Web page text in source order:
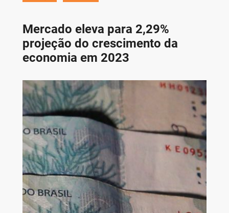
Mercado eleva para 2,29%
projeção do crescimento da
economia em 2023